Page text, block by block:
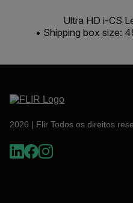
Ultra HD i-CS
• Shipping box size:
2026 | Flir Todos os direitos